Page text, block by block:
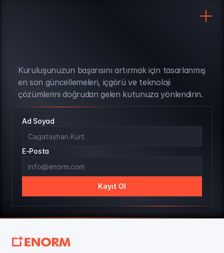
BÜLTEN ABONELİĞİ
Kuruluşunuzun başarısını artırmak için tasarlanmış
en son güncellemeleri, içgörü ve teknoloji
çözümlerini doğrudan gelen kutunuza yönlendirin.
Ad Soyad
E-Posta
Kayıt Ol